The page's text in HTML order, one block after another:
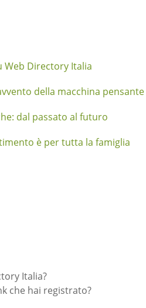
Web Directory Italia
della macchina pensante
dal passato al futuro
è per tutta la famiglia
Italia?
che hai registrato?